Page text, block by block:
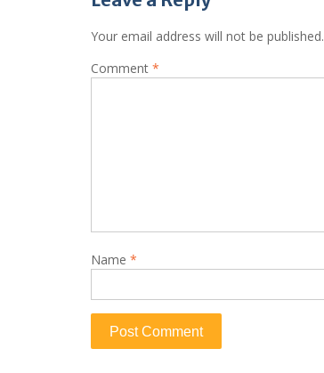
Your email address will not be published.
Comment *
Name *